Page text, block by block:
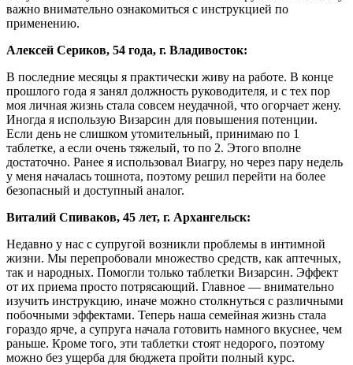
важно внимательно ознакомиться с инструкцией по
применению.
Алексей Сериков, 54 года, г. Владивосток:
В последние месяцы я практически живу на работе. В конце
прошлого года я занял должность руководителя, и с тех пор
моя личная жизнь стала совсем неудачной, что огорчает жену.
Иногда я использую Визарсин для повышения потенции.
Если день не слишком утомительный, принимаю по 1
таблетке, а если очень тяжелый, то по 2. Этого вполне
достаточно. Ранее я использовал Виагру, но через пару недель
у меня началась тошнота, поэтому решил перейти на более
безопасный и доступный аналог.
Виталий Спиваков, 45 лет, г. Архангельск:
Недавно у нас с супругой возникли проблемы в интимной
жизни. Мы перепробовали множество средств, как аптечных,
так и народных. Помогли только таблетки Визарсин. Эффект
от их приема просто потрясающий. Главное — внимательно
изучить инструкцию, иначе можно столкнуться с различными
побочными эффектами. Теперь наша семейная жизнь стала
гораздо ярче, а супруга начала готовить намного вкуснее, чем
раньше. Кроме того, эти таблетки стоят недорого, поэтому
можно без ущерба для бюджета пройти полный курс.